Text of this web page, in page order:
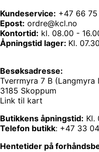
Kundeservice: +47 66
Epost: ordre@kcl.no
Kontortid: kl. 08.00 -
Åpningstid lager: Kl.
Besøksadresse:
Tverrmyra 7 B (Langmyra
3185 Skoppum
Link til kart
Butikkens åpningstid: Kl.
Telefon butikk: +47 33
Hentetider på